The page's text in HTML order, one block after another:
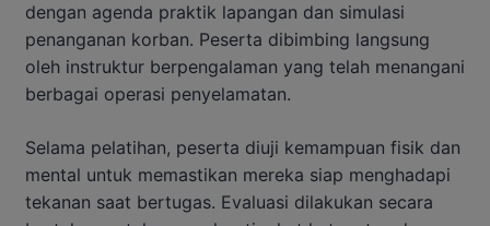
dengan agenda praktik lapangan dan simulasi
penanganan korban. Peserta dibimbing langsung
oleh instruktur berpengalaman yang telah menangani
berbagai operasi penyelamatan.
Selama pelatihan, peserta diuji kemampuan fisik dan
mental untuk memastikan mereka siap menghadapi
tekanan saat bertugas. Evaluasi dilakukan secara